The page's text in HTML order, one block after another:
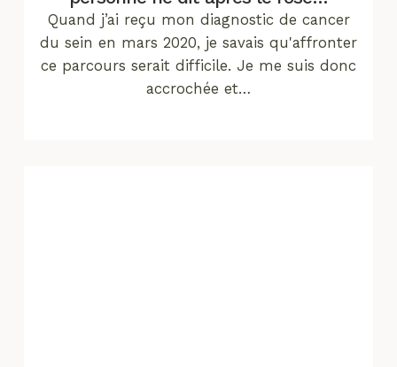
Quand j’ai reçu mon diagnostic de cancer
du sein en mars 2020, je savais qu'affronter
ce parcours serait difficile. Je me suis donc
accrochée et…